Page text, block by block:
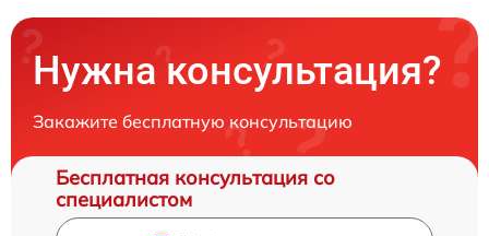
Нужна консультация?
Закажите бесплатную консультацию
Бесплатная консультация со
специалистом